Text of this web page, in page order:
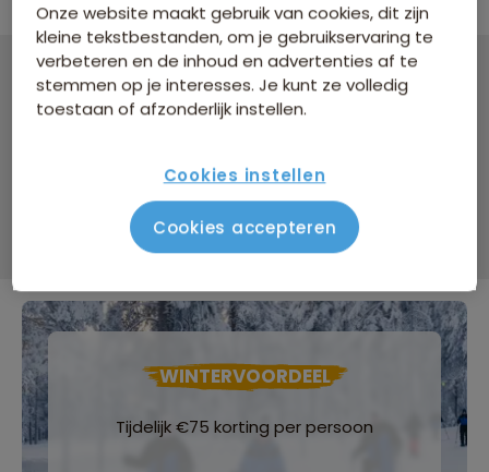
Groepsrondreis Nicaragua en Costa Rica
Bijkomende kosten €26,25 p.p. op basis van 2 personen
Data & prijzen
WINTERVOORDEEL
Tijdelijk €75 korting per persoon
Onze website maakt gebruik van cookies, dit zijn
kleine tekstbestanden, om je gebruikservaring te
verbeteren en de inhoud en advertenties af te
stemmen op je interesses. Je kunt ze volledig
toestaan of afzonderlijk instellen.
Cookies instellen
Cookies accepteren